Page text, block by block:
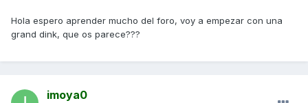
Hola espero aprender mucho del foro, voy a empezar con una
grand dink, que os parece???
imoya0